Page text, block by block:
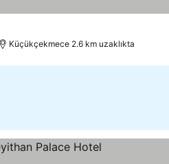
Küçükçekmece 2.6 km uzaklıkta